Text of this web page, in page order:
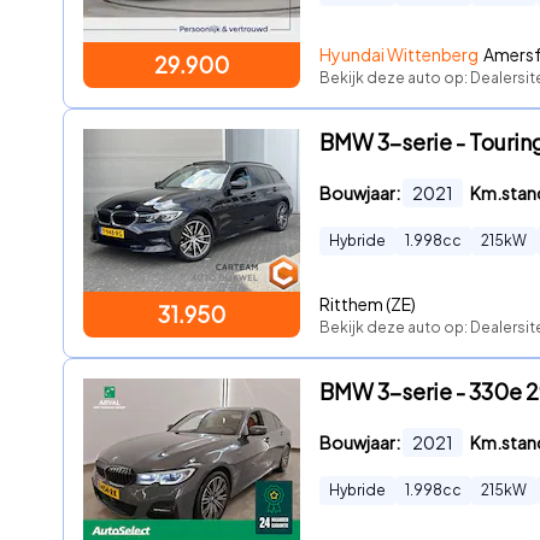
29.900 Hyundai Wittenberg
Bekijk deze auto op:
31.950
BMW 3-serie -
Bouwjaar: 2021
Hybride 1.998cc 215 kW
Ritthem (ZE)
Bekijk deze auto op:
BMW 3-serie - 330e
Bouwjaar: 2021
Hybride 1.998cc 215 kW